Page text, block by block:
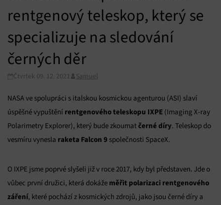
rentgenový teleskop, který se
specializuje na sledování
černých děr
Čtvrtek 09. 12. 2021 Samuel
NASA ve spolupráci s italskou kosmickou agenturou (ASI) slaví
úspěšné vypuštění rentgenového teleskopu IXPE (Imaging X-ray
Polarimetry Explorer), který bude zkoumatčerné díry. Teleskop do
vesmíru vynesla raketa Falcon 9 společnosti SpaceX.
O IXPE jsme poprvé slyšeli již v roce 2017, kdy byl představen. Jde o
vůbec první družici, která dokáže měřit polarizaci rentgenového
záření, které pochází z kosmických zdrojů, jako jsou černé díry a